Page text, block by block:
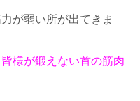
が弱い所が出てきま
様が鍛えない首の筋肉